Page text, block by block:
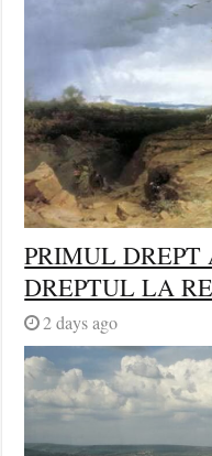
PRIMUL
DREPTUL LA
2 days ago